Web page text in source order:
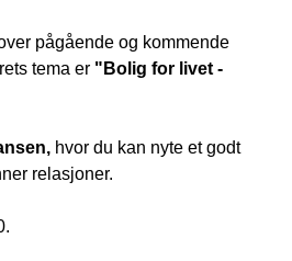
pågående og kommende
tema er "Bolig for livet -
hvor du kan nyte et godt
relasjoner.